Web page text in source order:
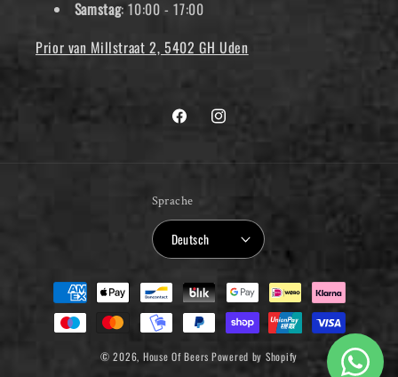
Samstag: 10:00 - 17:00
Prior van Millstraat 2, 5402 GH Uden
FacebookInstagram
Sprache
Deutsch
Zahlungsmethoden
© 2026, House Of Beers Powered by Shopify